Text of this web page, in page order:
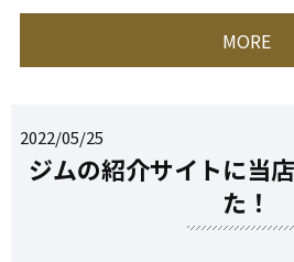
MORE
2022/05/25
ジムの紹介サイトに当
た！